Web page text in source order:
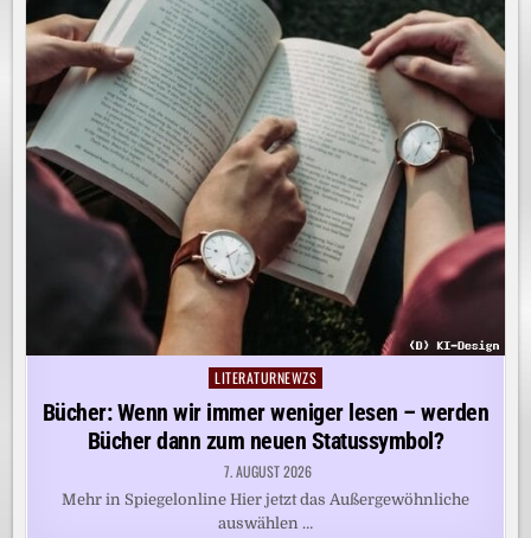
Posted
in
LITERATURNEWZS
Bücher: Wenn wir immer weniger lesen – werden
Bücher dann zum neuen Statussymbol?
7. AUGUST 2026
Mehr in Spiegelonline Hier jetzt das Außergewöhnliche
auswählen …